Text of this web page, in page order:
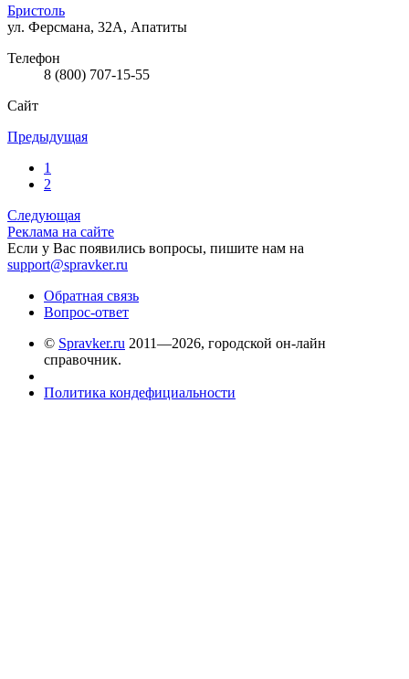
Бристоль
ул. Ферсмана, 32А, Апатиты
Телефон
8 (800) 707-15-55
Сайт
Предыдущая
1
2
Следующая
Реклама на сайте
Если у Вас появились вопросы, пишите нам на
support@spravker.ru
Обратная связь
Вопрос-ответ
© Spravker.ru 2011—2026, городской он-лайн
справочник.
Политика кондефициальности